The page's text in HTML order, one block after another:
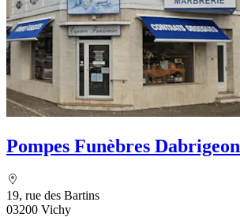
Pompes Funèbres Dabrigeon
19, rue des Bartins
03200 Vichy